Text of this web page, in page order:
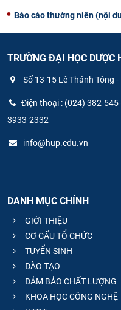
Báo cáo thường niên (nội
TRƯỜNG ĐẠI HỌC DƯỢC
Số 13-15 Lê Thánh Tông
Điện thoại : (024) 382-
3933-2332
info@hup.edu.vn
DANH MỤC CHÍNH
GIỚI THIỆU
CƠ CẤU TỔ CHỨC
TUYỂN SINH
ĐÀO TẠO
ĐẢM BẢO CHẤT LƯỢNG
KHOA HỌC CÔNG NGHỆ